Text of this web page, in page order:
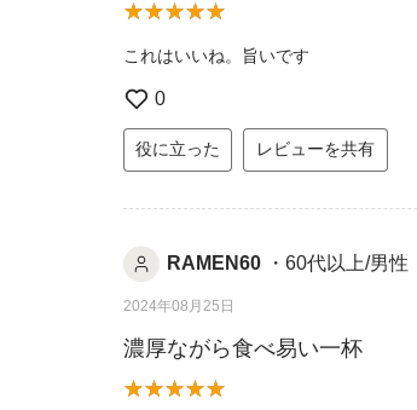
これはいいね。旨いです
0
役に立った レビューを共有
RAMEN60 ・60代以上/男性
2024年08月25日
濃厚ながら食べ易い一杯